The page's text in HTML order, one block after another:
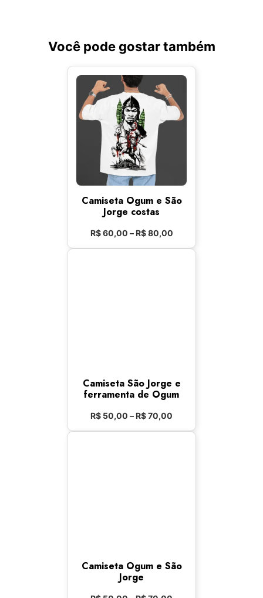
Você pode gostar também
Camiseta Ogum e São
Jorge costas
R$60,00 – R$80,00
Camiseta São Jorge e
ferramenta de Ogum
R$ 50,00 –R$70,00
Camiseta Ogum e São
Jorge